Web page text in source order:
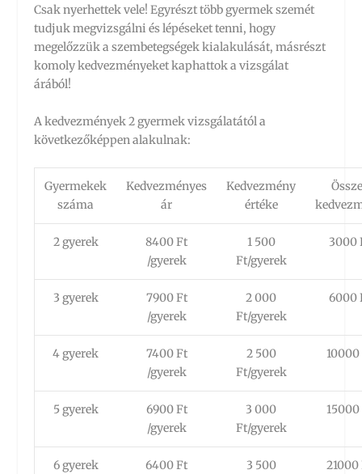
Csak nyerhettek vele! Egyrészt több gyermek szemét
tudjuk megvizsgálni és lépéseket tenni, hogy
megelőzzük a szembetegségek kialakulását, másrészt
komoly kedvezményeket kaphattok a vizsgálat
árából!
A kedvezmények 2 gyermek vizsgálatától a
következőképpen alakulnak:
Gyermekek
száma
Kedvezményes
ár
Kedvezmény
értéke
2 gyerek
8400 Ft
/gyerek
1 500
Ft/gyerek
3000
3 gyerek
7900 Ft
/gyerek
2 000
Ft/gyerek
6000
4 gyerek
7400 Ft
/gyerek
2 500
Ft/gyerek
5 gyerek
6900 Ft
/gyerek
3 000
Ft/gyerek
6 gyerek
6400 Ft
3 500
21000